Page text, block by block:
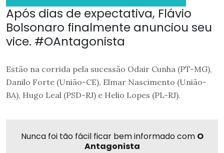
Após dias de expectativa, Flávio
Bolsonaro finalmente anunciou seu
vice. #OAntagonista
Estão na corrida pela sucessão Odair Cunha (PT-MG),
Danilo Forte (União-CE), Elmar Nascimento (União-
BA), Hugo Leal (PSD-RJ) e Helio Lopes (PL-RJ).
Nunca foi tão fácil ficar bem informado com O
Antagonista